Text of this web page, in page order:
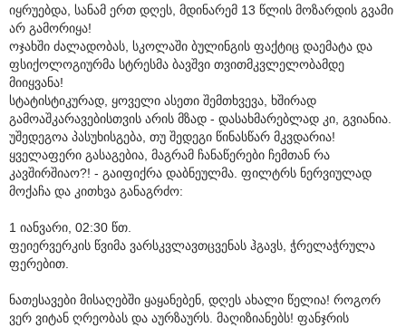
იყრუებდა, სანამ ერთ დღეს, მდინარემ 13 წლის მოზარდის გვამი
არ გამორიყა!
ოჯახში ძალადობას, სკოლაში ბულინგის ფაქტიც დაემატა და
ფსიქოლოგიურმა სტრესმა ბავშვი თვითმკვლელობამდე
მიიყვანა!
სტატისტიკურად, ყოველი ასეთი შემთხვევა, ხშირად
გამოაშკარავებისთვის არის მზად - დასახმარებლად კი, გვიანია.
უშედეგოა პასუხისგება, თუ შედეგი წინასწარ მკვდარია!
ყველაფერი გასაგებია, მაგრამ ჩანაწერები ჩემთან რა
კავშირშიაო?! - გაიფიქრა დაბნეულმა. ფილტრს ნერვიულად
მოქაჩა და კითხვა განაგრძო:
1 იანვარი, 02:30 წთ.
ფეიერვერკის წვიმა ვარსკვლავთცვენას ჰგავს, ჭრელაჭრულა
ფერებით.
ნათესავები მისაღებში ყაყანებენ, დღეს ახალი წელია! როგორ
ვერ ვიტან ღრეობას და აურზაურს. მაღიზიანებს! ფანჯრის